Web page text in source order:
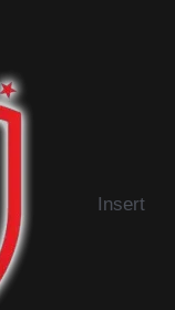
Insert